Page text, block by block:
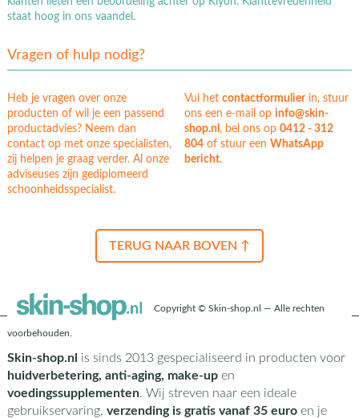
staat hoog in ons vaandel.
Vragen of hulp nodig?
Heb je vragen over onze
producten of wil je een passend
productadvies? Neem dan
contact op met onze specialisten,
zij helpen je graag verder. Al onze
adviseuses zijn gediplomeerd
schoonheidsspecialist.
Vul hetcontactformulierin, stuur
ons een e-mail opinfo@skin-
shop.nl , bel ons op0412 - 312
804 of stuur eenWhatsApp
bericht.
TERUG NAAR BOVEN ↑
Copyright © Skin-shop.nl — Alle rechten
voorbehouden.
Skin-shop.nl is sinds 2013 gespecialiseerd in producten voor
huidverbetering, anti-aging, make-upen
voedingssupplementen. Wij streven naar een ideale
gebruikservaring, verzending is gratis vanaf 35 euroen je